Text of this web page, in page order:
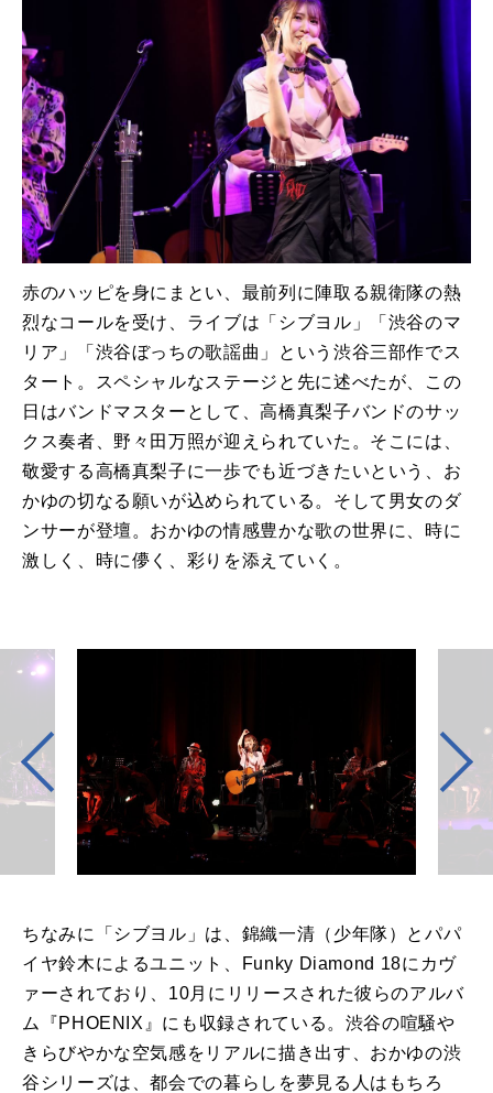
赤のハッピを身にまとい、最前列に陣取る親衛隊の熱
烈なコールを受け、ライブは「シブヨル」「渋谷のマ
リア」「渋谷ぼっちの歌謡曲」という渋谷三部作でス
タート。スペシャルなステージと先に述べたが、この
日はバンドマスターとして、高橋真梨子バンドのサッ
クス奏者、野々田万照が迎えられていた。そこには、
敬愛する高橋真梨子に一歩でも近づきたいという、お
かゆの切なる願いが込められている。そして男女のダ
ンサーが登壇。おかゆの情感豊かな歌の世界に、時に
激しく、時に儚く、彩りを添えていく。
ちなみに「シブヨル」は、錦織一清（少年隊）とパパ
イヤ鈴木によるユニット、Funky Diamond 18にカヴ
ァーされており、10月にリリースされた彼らのアルバ
ム『PHOENIX』にも収録されている。渋谷の喧騒や
きらびやかな空気感をリアルに描き出す、おかゆの渋
谷シリーズは、都会での暮らしを夢見る人はもちろ